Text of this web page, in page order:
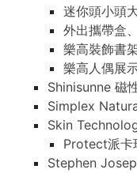
迷你頭小頭
外出攜帶盒
樂高裝飾書
樂高人偶展
Shinisunne 磁
Simplex
Skin
Protect派卡
Stephen